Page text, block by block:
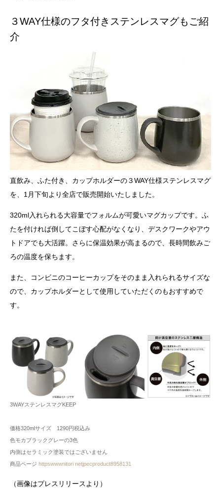
３WAY仕様のフタ付きステンレスマグもご紹
介
直飲み、ふた付き、カップホルダーの３WAY仕様ステンレスマグ
を、1月下旬より全店で販売開始いたしました。
320ml入れられる大容量でフォルムが可愛いマグカップです。ふ
たを付ければ倒してこぼす心配がなくなり、デスクワークやアウ
トドアでも大活躍。さらに保温効果が高まるので、長時間飲みご
ろの温度を保ちます。
また、コンビニのコーヒーカップをそのまま入れられるサイズな
ので、カップホルダーとして使用していただくのもおすすめで
す。
3WAYステンレスマグKEEP
価格320mlサイズ 1290円税込み
色モカブラックグレーの3色
内側はセラミック塗装ではございません
商品ページ httpswwwnitori netjpecproduct8958131
（画像はプレスリリースより）